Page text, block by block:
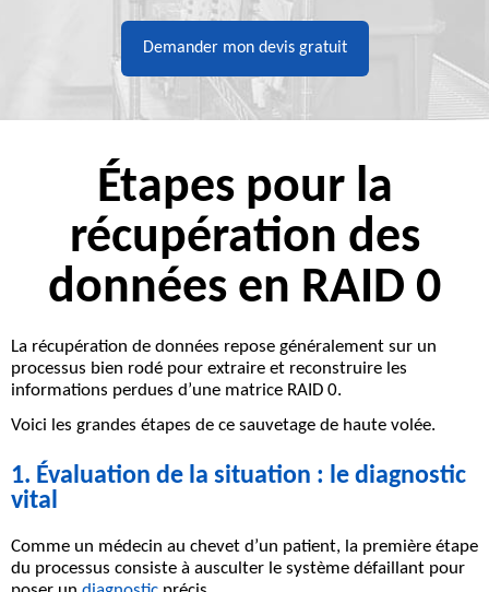
Demander mon devis gratuit
Étapes pour la
récupération des
données en RAID 0
La récupération de données repose généralement sur un
processus bien rodé pour extraire et reconstruire les
informations perdues d’une matrice RAID 0.
Voici les grandes étapes de ce sauvetage de haute volée.
1. Évaluation de la situation : le diagnostic
vital
Comme un médecin au chevet d’un patient, la première étape
du processus consiste à ausculter le système défaillant pour